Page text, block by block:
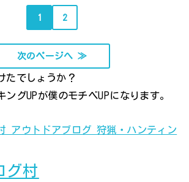
1 2
次のページへ ≫
たでしょうか？
ングUPが僕のモチベUPになります。
グ村